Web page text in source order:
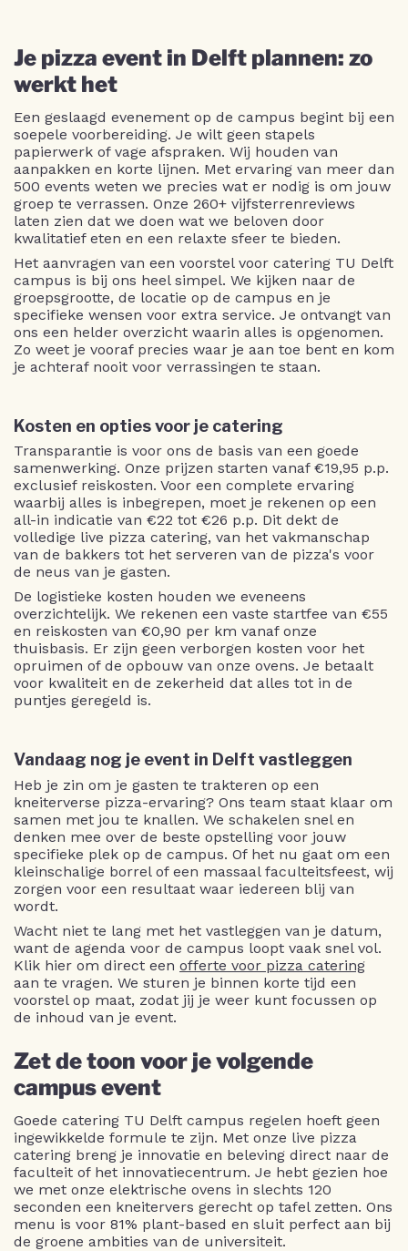
Je pizza event in Delft plannen: zo
werkt het
Een geslaagd evenement op de campus begint bij een
soepele voorbereiding. Je wilt geen stapels
papierwerk of vage afspraken. Wij houden van
aanpakken en korte lijnen. Met ervaring van meer dan
500 events weten we precies wat er nodig is om jouw
groep te verrassen. Onze 260+ vijfsterrenreviews
laten zien dat we doen wat we beloven door
kwalitatief eten en een relaxte sfeer te bieden.
Het aanvragen van een voorstel voor catering TU Delft
campus is bij ons heel simpel. We kijken naar de
groepsgrootte, de locatie op de campus en je
specifieke wensen voor extra service. Je ontvangt van
ons een helder overzicht waarin alles is opgenomen.
Zo weet je vooraf precies waar je aan toe bent en kom
je achteraf nooit voor verrassingen te staan.
Kosten en opties voor je catering
Transparantie is voor ons de basis van een goede
samenwerking. Onze prijzen starten vanaf €19,95 p.p.
exclusief reiskosten. Voor een complete ervaring
waarbij alles is inbegrepen, moet je rekenen op een
all-in indicatie van €22 tot €26 p.p. Dit dekt de
volledige live pizza catering, van het vakmanschap
van de bakkers tot het serveren van de pizza's voor
de neus van je gasten.
De logistieke kosten houden we eveneens
overzichtelijk. We rekenen een vaste startfee van €55
en reiskosten van €0,90 per km vanaf onze
thuisbasis. Er zijn geen verborgen kosten voor het
opruimen of de opbouw van onze ovens. Je betaalt
voor kwaliteit en de zekerheid dat alles tot in de
puntjes geregeld is.
Vandaag nog je event in Delft vastleggen
Heb je zin om je gasten te trakteren op een
kneiterverse pizza-ervaring? Ons team staat klaar om
samen met jou te knallen. We schakelen snel en
denken mee over de beste opstelling voor jouw
specifieke plek op de campus. Of het nu gaat om een
kleinschalige borrel of een massaal faculteitsfeest, wij
zorgen voor een resultaat waar iedereen blij van
wordt.
Wacht niet te lang met het vastleggen van je datum,
want de agenda voor de campus loopt vaak snel vol.
Klik hier om direct een offerte voor pizza catering
aan te vragen. We sturen je binnen korte tijd een
voorstel op maat, zodat jij je weer kunt focussen op
de inhoud van je event.
Zet de toon voor je volgende
campus event
Goede catering TU Delft campus regelen hoeft geen
ingewikkelde formule te zijn. Met onze live pizza
catering breng je innovatie en beleving direct naar de
faculteit of het innovatiecentrum. Je hebt gezien hoe
we met onze elektrische ovens in slechts 120
seconden een kneitervers gerecht op tafel zetten. Ons
menu is voor 81% plant-based en sluit perfect aan bij
de groene ambities van de universiteit.